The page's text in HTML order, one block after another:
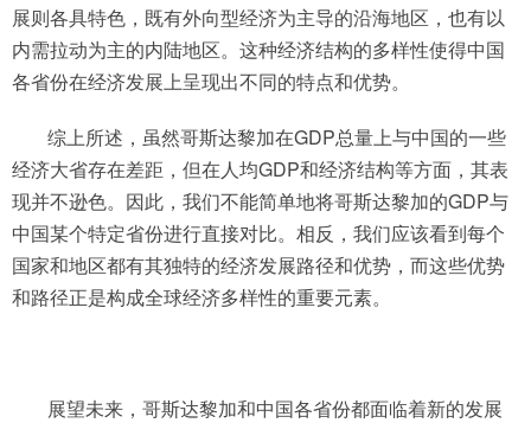
展则各具特色，既有外向型经济为主导的沿海地区，也有以
内需拉动为主的内陆地区。这种经济结构的多样性使得中国
各省份在经济发展上呈现出不同的特点和优势。
综上所述，虽然哥斯达黎加在GDP总量上与中国的一些
经济大省存在差距，但在人均GDP和经济结构等方面，其表
现并不逊色。因此，我们不能简单地将哥斯达黎加的GDP与
中国某个特定省份进行直接对比。相反，我们应该看到每个
国家和地区都有其独特的经济发展路径和优势，而这些优势
和路径正是构成全球经济多样性的重要元素。
展望未来，哥斯达黎加和中国各省份都面临着新的发展